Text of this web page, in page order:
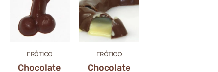
ERÓTICO
Chocolate
ERÓTICO
Chocolate